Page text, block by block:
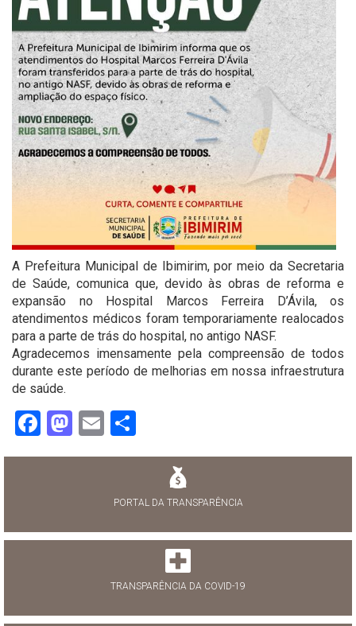
A Prefeitura Municipal de Ibimirim, por meio da Secretaria
de Saúde, comunica que, devido às obras de reforma e
expansão no Hospital Marcos Ferreira D’Ávila, os
atendimentos médicos foram temporariamente realocados
para a parte de trás do hospital, no antigo NASF.
Agradecemos imensamente pela compreensão de todos
durante este período de melhorias em nossa infraestrutura
de saúde.
Facebook
Mastodon
Email
PORTAL DA TRANSPARÊNCIA
TRANSPARÊNCIA DA COVID-19